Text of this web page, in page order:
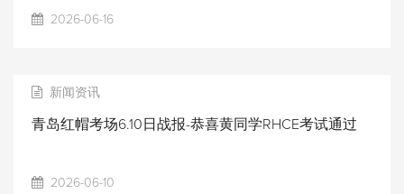
2026-06-16
新闻资讯
青岛红帽考场6.10日战报-恭喜黄同学RHCE考试通过
2026-06-10